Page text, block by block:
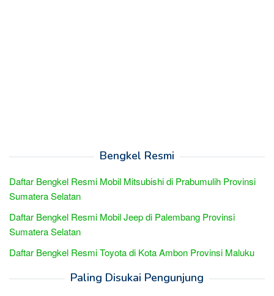
Bengkel Resmi
Daftar Bengkel Resmi Mobil Mitsubishi di Prabumulih Provinsi
Sumatera Selatan
Daftar Bengkel Resmi Mobil Jeep di Palembang Provinsi
Sumatera Selatan
Daftar Bengkel Resmi Toyota di Kota Ambon Provinsi Maluku
Paling Disukai Pengunjung